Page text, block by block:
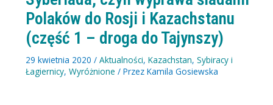
Polaków do Rosji i Kazachstanu
(część 1 – droga do Tajynszy)
29 kwietnia 2020/Aktualności,Kazachstan,Sybiracy i
Łagiernicy,Wyróżnione / PrzezKamila Gosiewska